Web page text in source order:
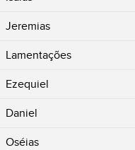
Jeremias
Lamentações
Ezequiel
Daniel
Oséias